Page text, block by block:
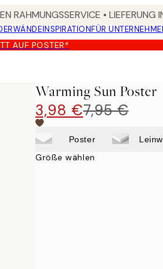
RAHMUNGSSERVICE • LIEFERUNG
INSPIRATIONFÜR
AUF POSTER*
Warming Sun Poster
3,98 €7,95 €
Poster
Größe wählen